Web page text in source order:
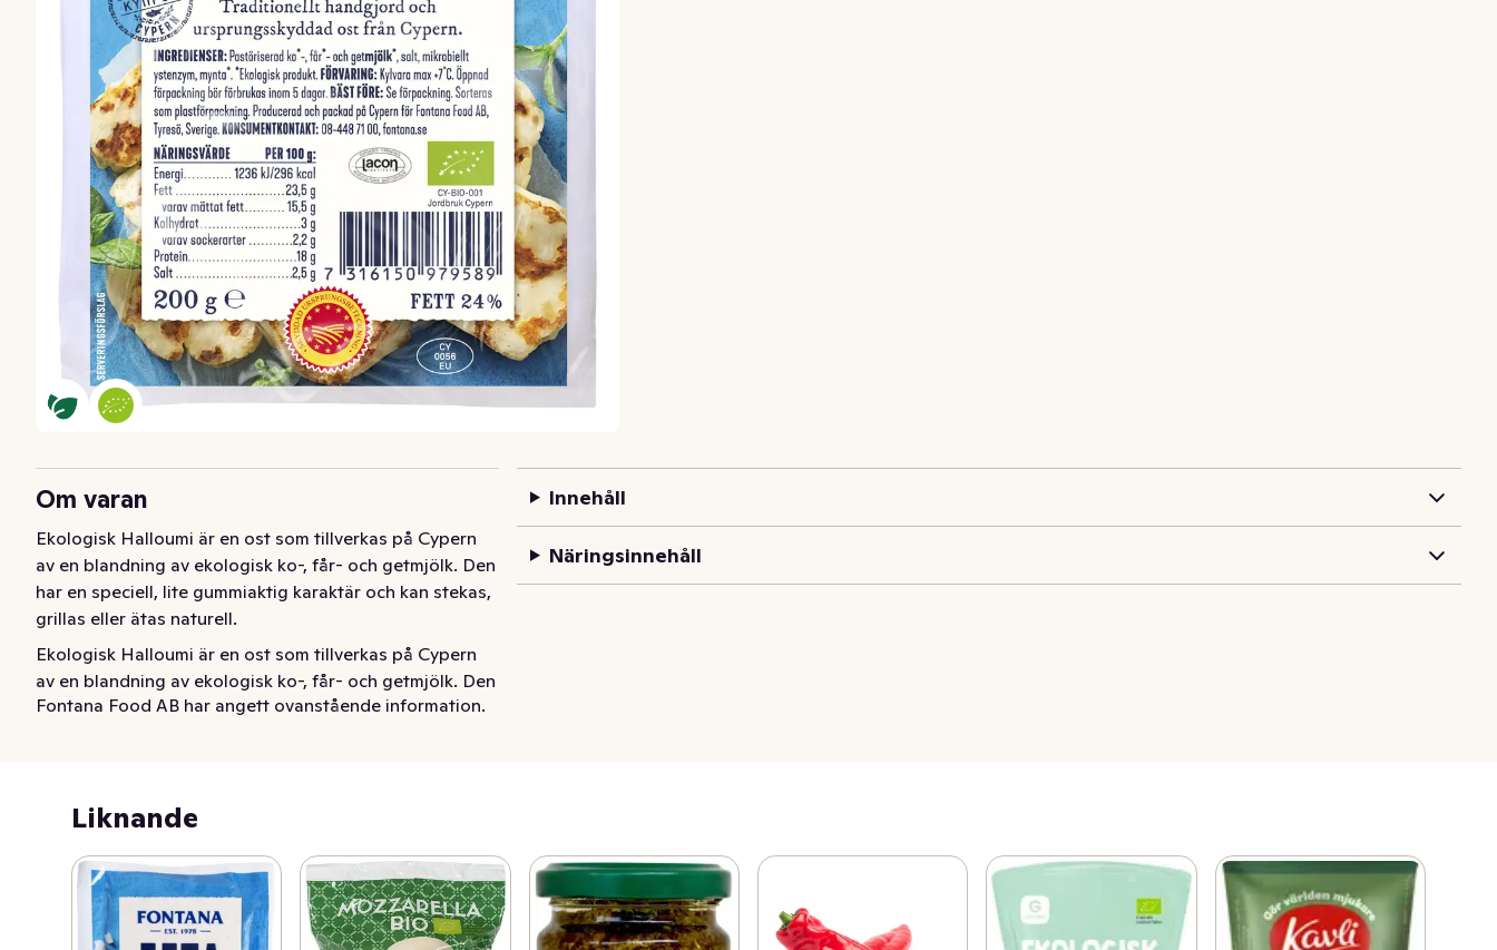
Om varan
Ekologisk Halloumi är en ost som tillverkas på Cypern
av en blandning av ekologisk ko-, får- och getmjölk. Den
har en speciell, lite gummiaktig karaktär och kan stekas,
grillas eller ätas naturell.
Ekologisk Halloumi är en ost som tillverkas på Cypern
av en blandning av ekologisk ko-, får- och getmjölk. Den
har en speciell, lite gummiaktig karaktär och kan stekas,
Fontana Food AB har angett ovanstående information.
Innehåll
Näringsinnehåll
Liknande